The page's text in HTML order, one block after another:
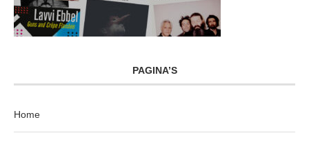
PAGINA’S
Home